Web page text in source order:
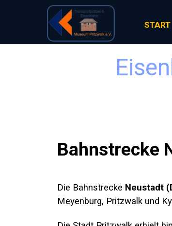
Direkt zum Seiteninhalt
START
Bahnstrecke
Die Bahnstrecke Neustadt
Meyenburg, Pritzwalk und